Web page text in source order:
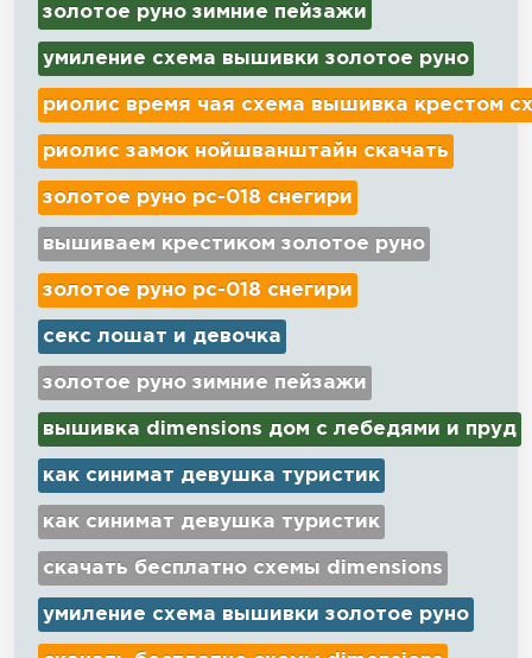
золотое руно зимние пейзажи
умиление схема вышивки золотое руно
риолис время чая схема вышивка крестом
риолис замок нойшванштайн скачать
золотое руно рс-018 снегири
вышиваем крестиком золотое руно
золотое руно рс-018 снегири
секс лошат и девочка
золотое руно зимние пейзажи
вышивка dimensions дом с лебедями и пруд
как синимат девушка туристик
как синимат девушка туристик
скачать бесплатно схемы dimensions
умиление схема вышивки золотое руно